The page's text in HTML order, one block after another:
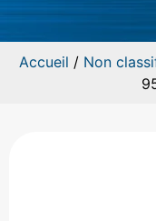
Accueil / Non